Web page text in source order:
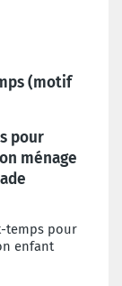
(motif
pour
ménage
temps pour
enfant